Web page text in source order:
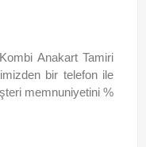
Anakart Tamiri
bir telefon ile
memnuniyetini %